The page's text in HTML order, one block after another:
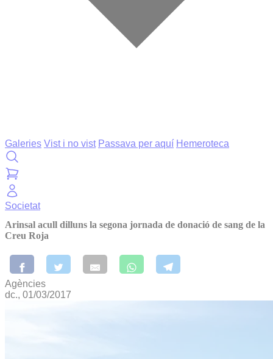
Galeries Vist i no vist Passava per aquí Hemeroteca
Societat
Arinsal acull dilluns la segona jornada de donació de sang de la
Creu Roja
Agències
dc., 01/03/2017